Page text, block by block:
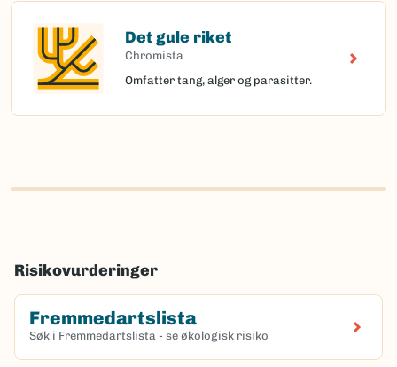
Det gule riket
Chromista
Omfatter tang, alger og parasitter.
Risikovurderinger
Fremmedartslista
Søk i Fremmedartslista - se økologisk risiko